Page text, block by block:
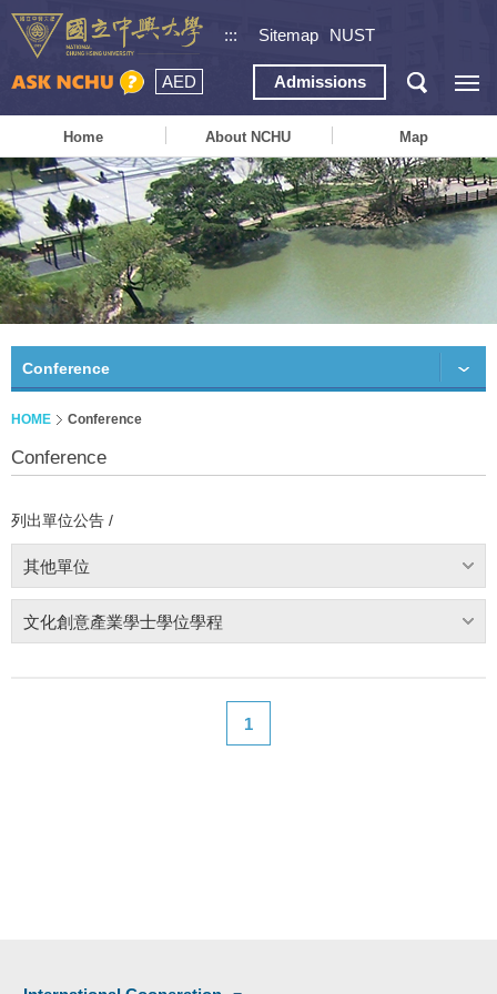
::: Sitemap NUST
AED Admissions
Home About NCHU Map
Conference
HOME Conference
Conference
列出單位公告 /
其他單位
文化創意產業學士學位學程
1